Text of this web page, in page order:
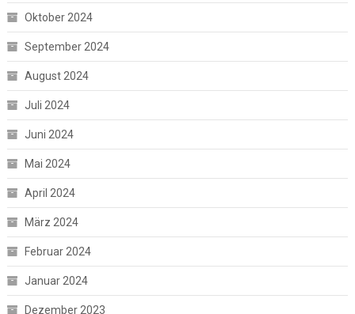
Oktober 2024
September 2024
August 2024
Juli 2024
Juni 2024
Mai 2024
April 2024
März 2024
Februar 2024
Januar 2024
Dezember 2023